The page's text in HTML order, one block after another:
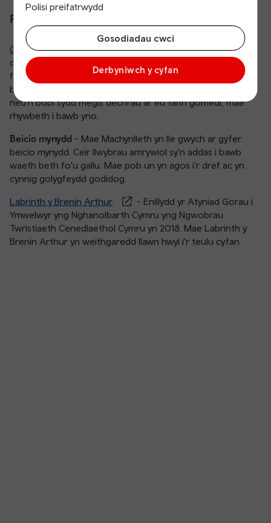
Polisi preifatrwydd
Gosodiadau cwci
Derbyniwch y cyfan
Penwythnos ym Machynlleth
Gŵyl Gomedi Machynlleth
- mae'r ŵyl hon yn denu
digrifwyr ac ymwelwyr o bob cwr o'r DU i'r dref farchnad
fach hon am benwythnos bob mis Mai. Boed yn
berfformwyr profiadol yn rhoi cynnig ar ddeunydd newydd,
neu'n bobl sydd megis dechrau ar eu taith gomedi, mae
rhywbeth i bawb yno.
Beicio mynydd - Mae Machynlleth yn lle gwych ar gyfer
beicio mynydd. Ceir llwybrau amrywiol sy'n addas i bawb
waeth beth fo'u gallu. Mae pob un yn agos i'r dref ac yn
cynnig golygfeydd godidog.
Labrinth y Brenin Arthur
- Enillydd yr Atyniad Gorau i
Ymwelwyr yng Nghanolbarth Cymru yng Ngwobrau
Twristiaeth Cenedlaethol Cymru yn 2018. Mae Labrinth y
Brenin Arthur yn weithgaredd llawn hwyl i'r teulu cyfan.